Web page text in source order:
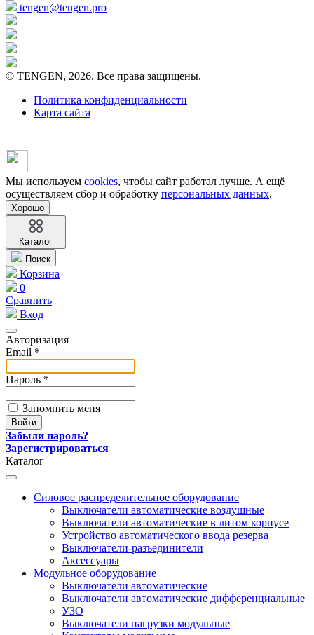
tengen@tengen.pro
© TENGEN, 2026. Все права защищены.
Политика конфиденциальности
Карта сайта
Мы используем cookies, чтобы сайт работал лучше. А ещё
осуществляем сбор и обработку персональных данных.
Хорошо
Каталог
Поиск
Корзина
0
Сравнить
Вход
Авторизация
Email *
Пароль *
Запомнить меня
Забыли пароль?
Зарегистрироваться
Каталог
Силовое распределительное оборудование
Выключатели автоматические воздушные
Выключатели автоматические в литом корпусе
Устройство автоматического ввода резерва
Выключатели-разъединители
Аксессуары
Модульное оборудование
Выключатели автоматические
Выключатели автоматические дифференциальные
УЗО
Выключатели нагрузки модульные